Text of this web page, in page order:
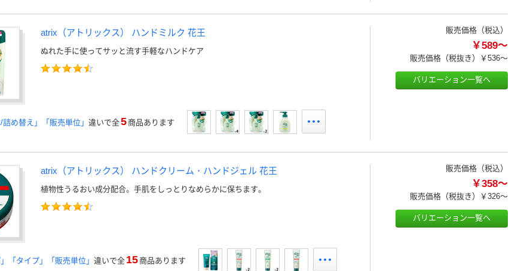
atrix（アトリックス） ハンドミルク 花王
ぬれた手に使ってサッと流す手軽なハンドケア
詰め替え」「販売単位」 違いで全5 商品あります
販売価格（税込）
￥589～
販売価格（税抜き） ￥536～
バリエーション一覧へ
atrix（アトリックス） ハンドクリーム・ハンドジェル 花王
植物性うるおい成分配合。手肌をしっとりなめらかに保ちます。
「タイプ」「販売単位」 違いで全 15 商品あります
販売価格（税込）
￥358～
販売価格（税抜き） ￥326～
バリエーション一覧へ